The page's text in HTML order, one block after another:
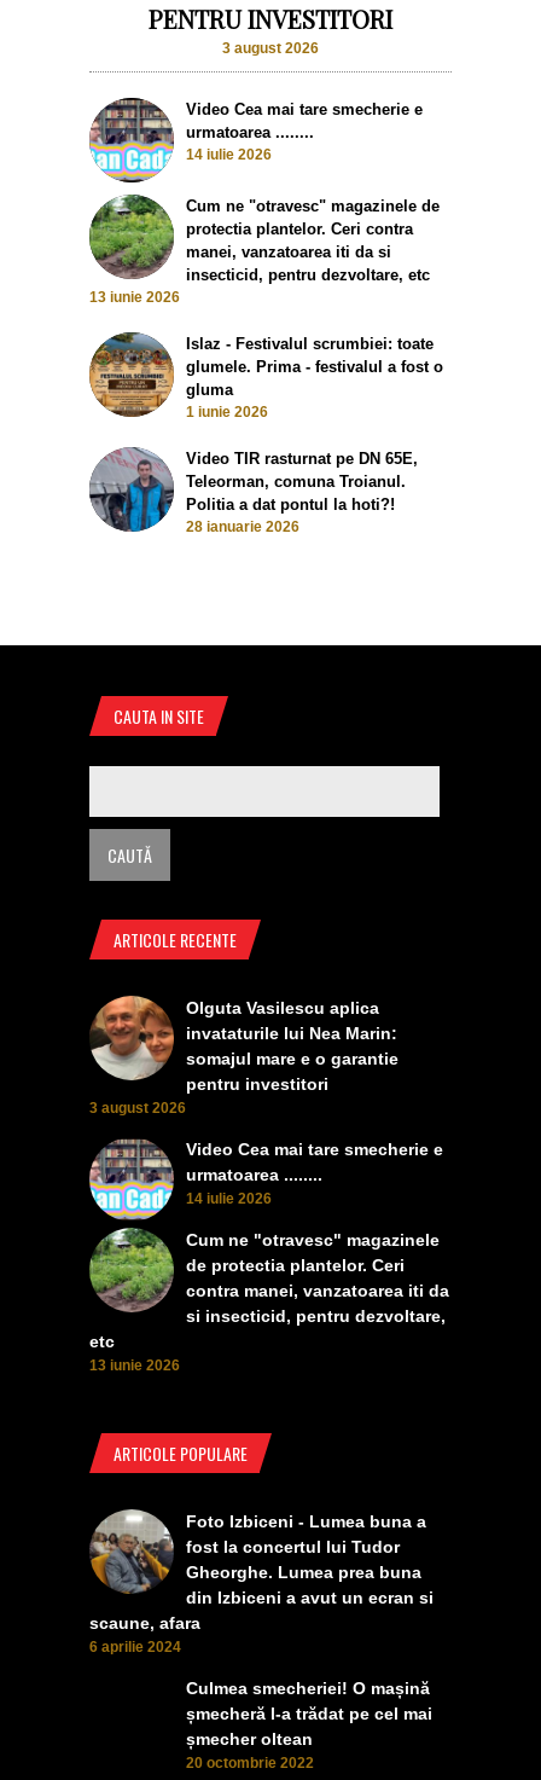
PENTRU INVESTITORI
3 august 2026
Video Cea mai tare smecherie e
urmatoarea ........
14 iulie 2026
Cum ne "otravesc" magazinele de
protectia plantelor. Ceri contra
manei, vanzatoarea iti da si
insecticid, pentru dezvoltare, etc
13 iunie 2026
Islaz - Festivalul scrumbiei: toate
glumele. Prima - festivalul a fost o
gluma
1 iunie 2026
Video TIR rasturnat pe DN 65E,
Teleorman, comuna Troianul.
Politia a dat pontul la hoti?!
28 ianuarie 2026
CAUTA IN SITE
ARTICOLE RECENTE
Olguta Vasilescu aplica
invataturile lui Nea Marin:
somajul mare e o garantie
pentru investitori
3 august 2026
Video Cea mai tare smecherie e
urmatoarea ........
14 iulie 2026
Cum ne "otravesc" magazinele
de protectia plantelor. Ceri
contra manei, vanzatoarea iti da
si insecticid, pentru dezvoltare,
etc
13 iunie 2026
ARTICOLE POPULARE
Foto Izbiceni - Lumea buna a
fost la concertul lui Tudor
Gheorghe. Lumea prea buna
din Izbiceni a avut un ecran si
scaune, afara
6 aprilie 2024
Culmea smecheriei! O mașină
șmecheră l-a trădat pe cel mai
șmecher oltean
20 octombrie 2022